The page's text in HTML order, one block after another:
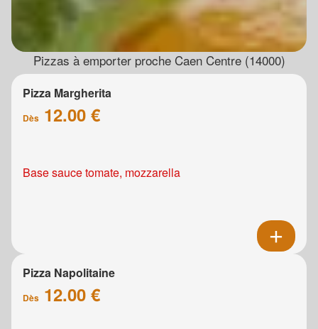
Pizzas à emporter proche Caen Centre (14000)
Pizza Margherita
Dès 12.00 €
Base sauce tomate, mozzarella
Pizza Napolitaine
Dès 12.00 €